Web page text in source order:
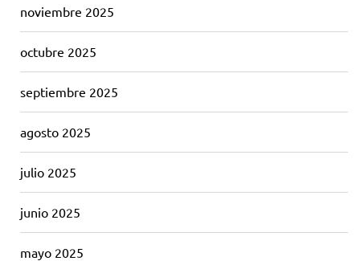
noviembre 2025
octubre 2025
septiembre 2025
agosto 2025
julio 2025
junio 2025
mayo 2025